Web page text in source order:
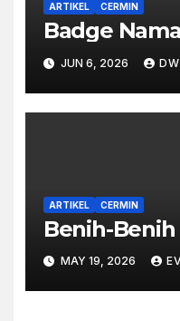
ARTIKEL CERMIN
Badge Nama
JUN 6, 2026
ARTIKEL CERMIN
Benih-
MAY 19, 2026